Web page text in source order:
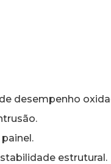
desempenho
estrutural.